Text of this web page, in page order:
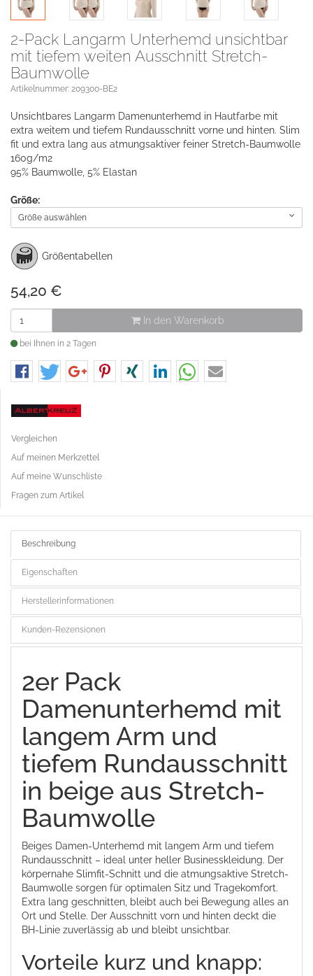
2-Pack Langarm Unterhemd unsichtbar
mit tiefem weiten Ausschnitt Stretch-
Baumwolle
Artikelnummer: 209300-BE2
Unsichtbares Langarm Damenunterhemd in Hautfarbe mit
extra weitem und tiefem Rundausschnitt vorne und hinten. Slim
fit und extra lang aus atmungsaktiver feiner Stretch-Baumwolle
160g/m2
95% Baumwolle, 5% Elastan
Größe:
Größe auswählen
Größentabellen
54,20 €
In den Warenkorb
bei Ihnen in 2 Tagen
Vergleichen
Auf meinen Merkzettel
Auf meine Wunschliste
Fragen zum Artikel
Beschreibung
Eigenschaften
Herstellerinformationen
Kunden-Rezensionen
2er Pack
Damenunterhemd mit
langem Arm und
tiefem Rundausschnitt
in beige aus Stretch-
Baumwolle
Beiges Damen-Unterhemd mit langem Arm und tiefem
Rundausschnitt – ideal unter heller Businesskleidung. Der
körpernahe Slimfit-Schnitt und die atmungsaktive Stretch-
Baumwolle sorgen für optimalen Sitz und Tragekomfort.
Extra lang geschnitten, bleibt auch bei Bewegung alles an
Ort und Stelle. Der Ausschnitt vorn und hinten deckt die
BH-Linie zuverlässig ab und bleibt unsichtbar.
Vorteile kurz und knapp: